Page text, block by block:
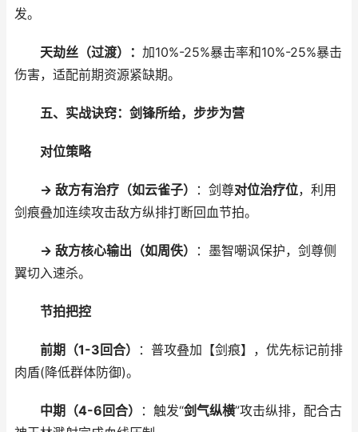
发。
天劫丝（过渡）： 加10%-25%暴击率和10%-25%暴击
伤害，适配前期资源紧缺期。
五、实战诀窍：剑锋所给，步步为营
对位策略
→ 敌方有治疗（如云雀子） ：剑尊对位治疗位，利用
剑痕叠加连续攻击敌方纵排打断回血节拍。
→ 敌方核心输出（如周佚）
：墨智嘲讽保护，剑尊侧
翼切入速杀。
节拍把控
前期（1-3回合）
：普攻叠加【剑痕】，优先标记前排
肉盾(降低群体防御)。
中期（4-6回合） ：触发“剑气纵横”攻击纵排，配合古